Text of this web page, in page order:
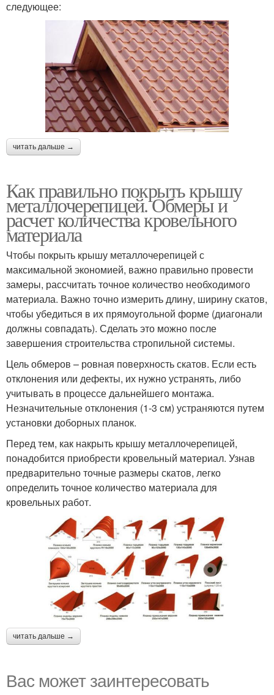
следующее:
читать дальше →
Как правильно покрыть крышу
металлочерепицей. Обмеры и
расчет количества кровельного
материала
Чтобы покрыть крышу металлочерепицей с
максимальной экономией, важно правильно провести
замеры, рассчитать точное количество необходимого
материала. Важно точно измерить длину, ширину скатов,
чтобы убедиться в их прямоугольной форме (диагонали
должны совпадать). Сделать это можно после
завершения строительства стропильной системы.
Цель обмеров – ровная поверхность скатов. Если есть
отклонения или дефекты, их нужно устранять, либо
учитывать в процессе дальнейшего монтажа.
Незначительные отклонения (1-3 см) устраняются путем
установки доборных планок.
Перед тем, как накрыть крышу металлочерепицей,
понадобится приобрести кровельный материал. Узнав
предварительно точные размеры скатов, легко
определить точное количество материала для
кровельных работ.
читать дальше →
Вас может заинтересовать